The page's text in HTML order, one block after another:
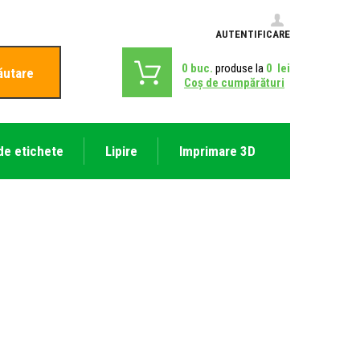
AUTENTIFICARE
0 buc. produse la 0 lei
Coş de cumpărături
etichete Lipire Imprimare 3D